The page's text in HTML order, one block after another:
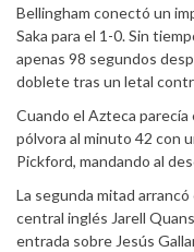
Bellingham conectó un
Saka para el 1-0. Sin
apenas 98 segundos
doblete tras un letal
Cuando el Azteca parecía
pólvora al minuto 42 con
Pickford, mandando al
La segunda mitad arrancó
central inglés Jarell
entrada sobre Jesús